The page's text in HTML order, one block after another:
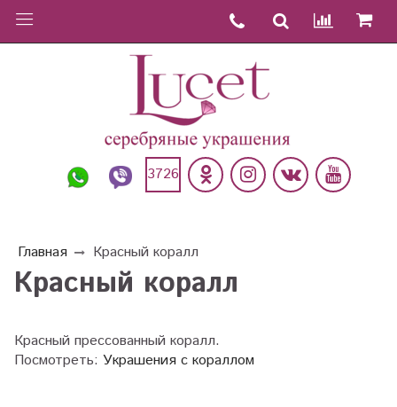
3726
Главная Красный коралл
Красный коралл
Красный прессованный коралл.
Посмотреть: Украшения с кораллом